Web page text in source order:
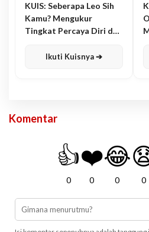
KUIS: Seberapa Leo Sih
Kamu? Mengukur
Tingkat Percaya Diri dan
Ikuti Kuisnya ➔
Komentar
👍
0
❤️
0
😂
0 0